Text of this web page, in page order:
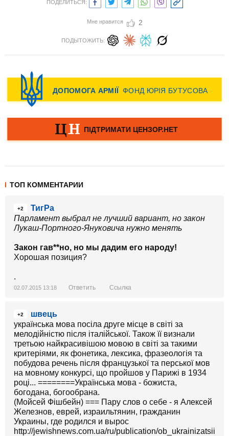
ПОДЕЛИТЬСЯ:
Мне нравится 2
ПОДЫТОЖИТЬ:
ТОП КОММЕНТАРИИ
+2
ТигРа
Парламент выбрал не лучший вариант, но закон
Лукаш-Портного-Януковича нужно менять
Закон гав**но, но мы дадим его народу!
Хорошая позиция?
.
02.07.2015 13:18 Ответить Ссылка
+2
швець
українська мова посіла друге місце в світі за
мелодійністю після італійської. Також її визнали
третьою найкрасивішою мовою в світі за такими
критеріями, як фонетика, лексика, фразеологія та
побудова речень після французької та перської мов
на мовному конкурсі, що пройшов у Парижі в 1934
році... ========Українська мова - божиста,
богодана, богообрана.
(Мойсей Фішбейн) === Пару слов о себе - я Алексей
Железнов, еврей, израильтянин, гражданин
Украины, где родился и вырос
http://jewishnews.com.ua/ru/publication/